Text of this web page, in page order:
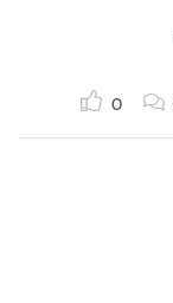
0